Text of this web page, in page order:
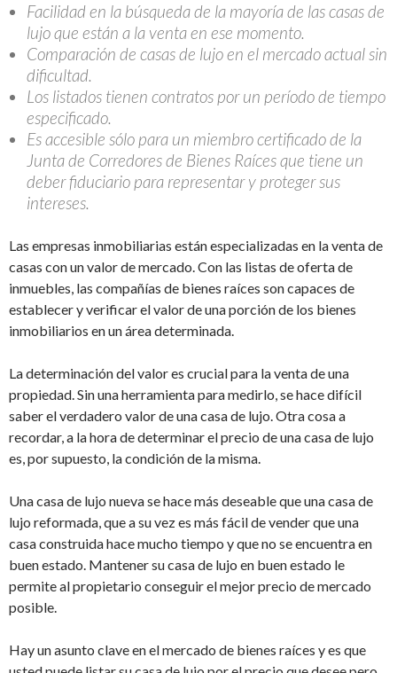
Facilidad en la búsqueda de la mayoría de las casas de
lujo que están a la venta en ese momento.
Comparación de casas de lujo en el mercado actual sin
dificultad.
Los listados tienen contratos por un período de tiempo
especificado.
Es accesible sólo para un miembro certificado de la
Junta de Corredores de Bienes Raíces que tiene un
deber fiduciario para representar y proteger sus
intereses.
Las empresas inmobiliarias están especializadas en la venta de
casas con un valor de mercado. Con las listas de oferta de
inmuebles, las compañías de bienes raíces son capaces de
establecer y verificar el valor de una porción de los bienes
inmobiliarios en un área determinada.
La determinación del valor es crucial para la venta de una
propiedad. Sin una herramienta para medirlo, se hace difícil
saber el verdadero valor de una casa de lujo. Otra cosa a
recordar, a la hora de determinar el precio de una casa de lujo
es, por supuesto, la condición de la misma.
Una casa de lujo nueva se hace más deseable que una casa de
lujo reformada, que a su vez es más fácil de vender que una
casa construida hace mucho tiempo y que no se encuentra en
buen estado. Mantener su casa de lujo en buen estado le
permite al propietario conseguir el mejor precio de mercado
posible.
Hay un asunto clave en el mercado de bienes raíces y es que